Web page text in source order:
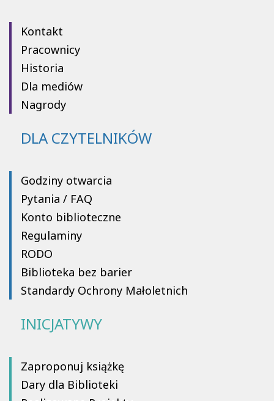
Kontakt
Pracownicy
Historia
Dla mediów
Nagrody
DLA CZYTELNIKÓW
Godziny otwarcia
Pytania / FAQ
Konto biblioteczne
Regulaminy
RODO
Biblioteka bez barier
Standardy Ochrony Małoletnich
INICJATYWY
Zaproponuj książkę
Dary dla Biblioteki